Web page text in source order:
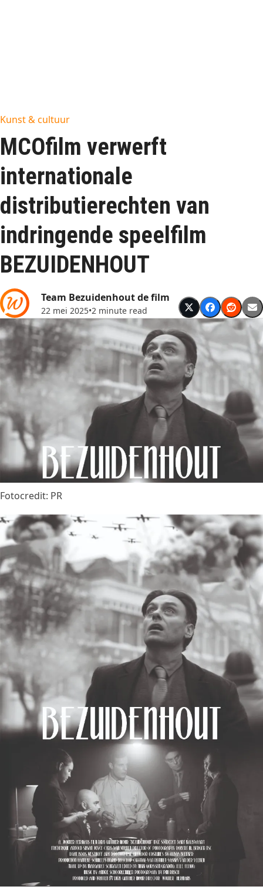
Kunst & cultuur
MCOfilm verwerft
internationale
distributierechten van
indringende speelfilm
BEZUIDENHOUT
Team Bezuidenhout de film
22 mei 2025•2 minute read
Fotocredit: PR